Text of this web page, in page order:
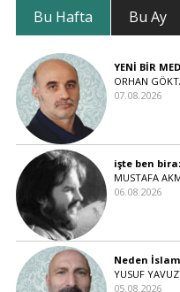
Bu Hafta Bu Ay
YENİ BİR
ORHAN
07.08.2026
işte ben
MUSTAFA
06.08.2026
Neden
YUSUF
05.08.2026